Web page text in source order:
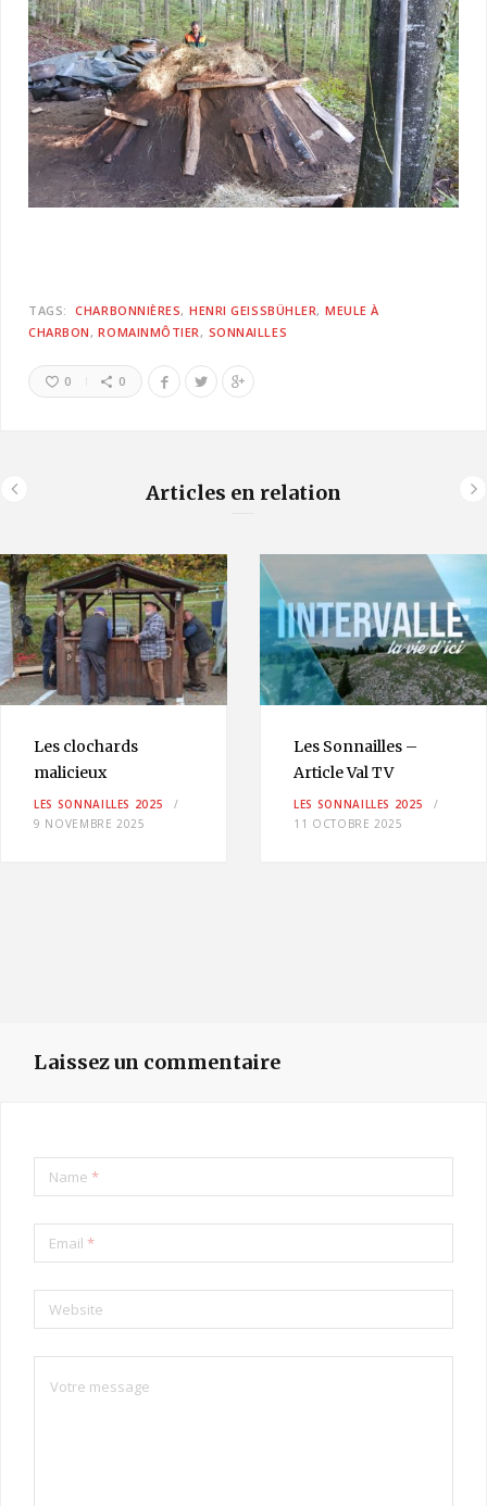
TAGS: CHARBONNIÈRES HENRI GEISSBÜHLER MEULE À
CHARBON
ROMAINMÔTIER SONNAILLES
0 0
Articles en relation
Les clochards
malicieux
LES SONNAILLES 2025
9 NOVEMBRE 2025
Les Sonnailles –
Article Val TV
LES SONNAILLES 2025
11 OCTOBRE 2025
Laissez un commentaire
Name *
Email *
Website